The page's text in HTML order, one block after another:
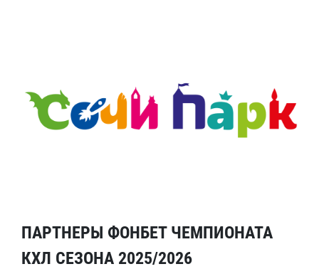
ПАРТНЕРЫ ФОНБЕТ ЧЕМПИОНАТА
КХЛ СЕЗОНА 2025/2026